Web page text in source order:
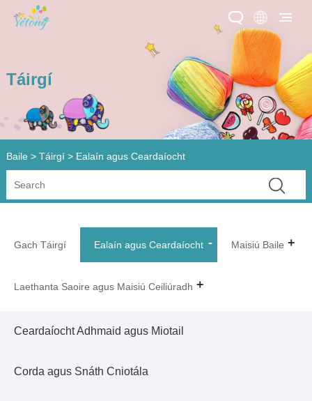
Táirgí
Baile > Táirgí> Ealaín agus Ceardaíocht
Gach Táirgí Ealaín agus Ceardaíocht Maisiú Baile
Laethanta Saoire agus Maisiú Ceiliúradh
Ceardaíocht Adhmaid agus Miotail
Corda agus Snáth Cniotála